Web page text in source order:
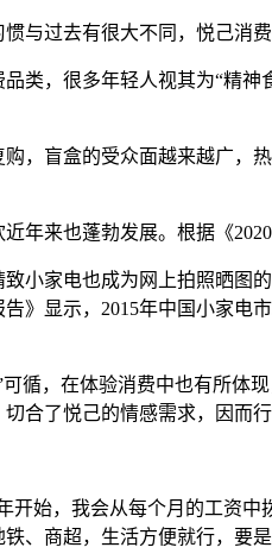
与过去有很大不同，悦己消
类，很多年轻人视其为“精
，盲盒的受众面越来越广，
年来也蓬勃发展。根据《
小家电也成为网上拍照晒图
》显示，2015年中国小家电
循，在体验消费中也有所体
合了悦己的情感需求，因而
开始，我会从每个月的工资
、商超，生活方便就行，要